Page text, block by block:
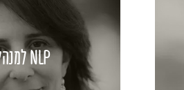
NLP למנהלות